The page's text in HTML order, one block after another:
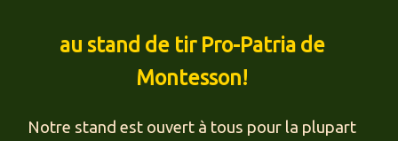
au stand de tir Pro-Patria de
Montesson!
Notre stand est ouvert à tous pour la plupart